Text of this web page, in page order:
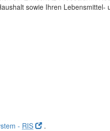
sowie Ihren Lebensmittel-
- RIS .